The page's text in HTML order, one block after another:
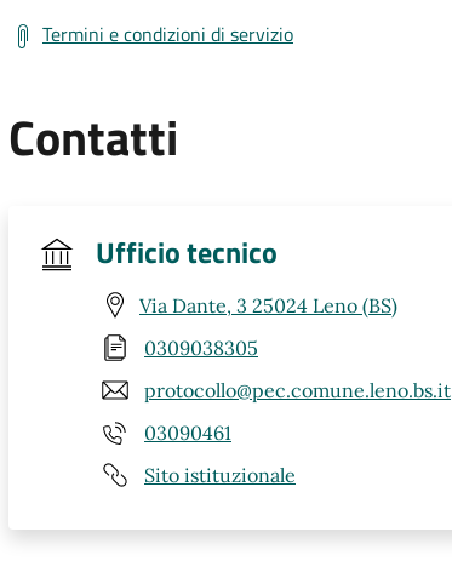
Termini e condizioni di servizio
Contatti
Ufficio tecnico
Via Dante, 3 25024 Leno (BS)
0309038305
protocollo@pec.comune.leno.bs.it
03090461
Sito istituzionale